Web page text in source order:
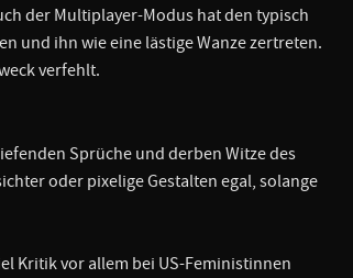
der Multiplayer-Modus hat den typisch
und ihn wie eine lästige Wanze zertreten.
verfehlt.
Sprüche und derben Witze des
oder pixelige Gestalten egal, solange
Kritik vor allem bei US-Feministinnen